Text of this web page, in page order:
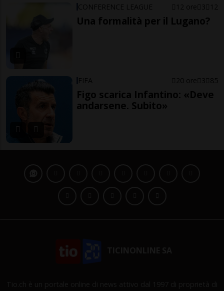
CONFERENCE LEAGUE 12 ore 3 12
Una formalità per il Lugano?
FIFA 20 ore 3 85
Figo scarica Infantino: «Deve
andarsene. Subito»